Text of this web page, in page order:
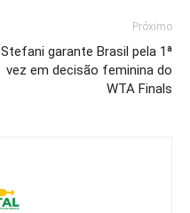
Próximo
Stefani garante Brasil pela 1ª
vez em decisão feminina do
WTA Finals